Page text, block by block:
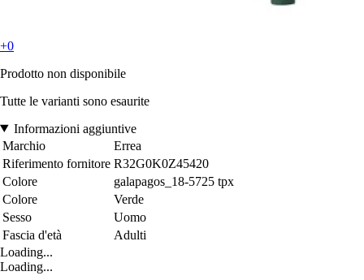
+0
Prodotto non disponibile
Tutte le varianti sono esaurite
Informazioni aggiuntive
Marchio
Errea
Riferimento fornitore R32G0K0Z45420
Colore
galapagos_18-5725 tpx
Colore
Verde
Sesso
Uomo
Fascia d'età
Adulti
Loading...
Loading...